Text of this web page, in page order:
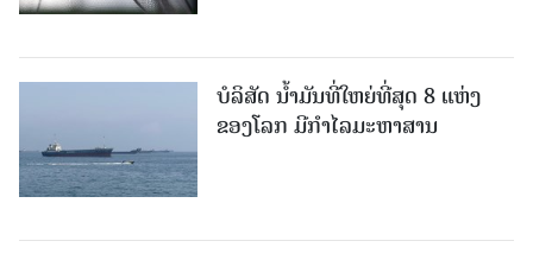
ບໍລິສັດ ນ້ຳມັນທີ່ໃຫຍ່ທີ່ສຸດ 8 ແຫ່ງ
ຂອງໂລກ ມີກຳໄລມະຫາສານ